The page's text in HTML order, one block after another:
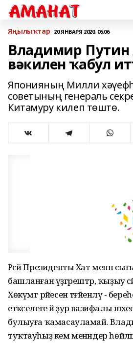
Яңылыҡтар 20 ЯНВАРЯ 2020, 06:06
Владимир Путин
вәкилен ҡабул
Японияның Милли
советының генераль
Китамуру килеп төштө.
Рәсәй Президенты Хат менән
башланған үҙгәрештәр, ҡыҙыу
Хөкүмәт рәйесен тәғәйенләү -
етәкселеге йә ҙур вазифалы
булыуға ҡамасауламай.
туҡтауһыҙ кем менәндер